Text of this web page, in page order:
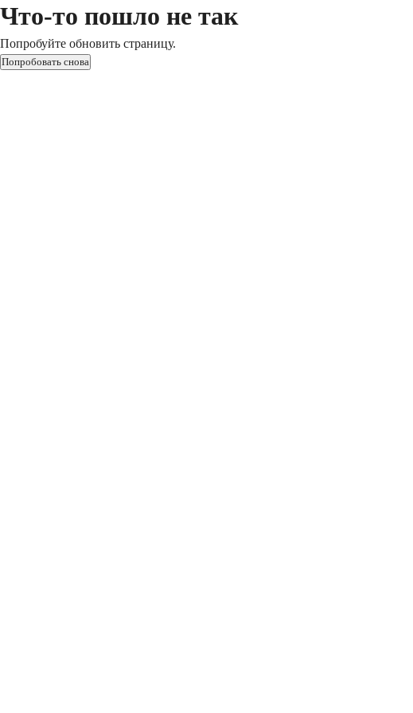
Что-то пошло не так
Попробуйте обновить страницу.
Попробовать снова